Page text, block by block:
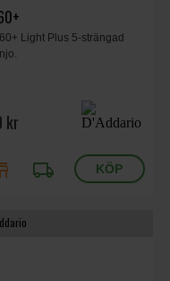
Light Plus 5-strängad
kr
local_shipping